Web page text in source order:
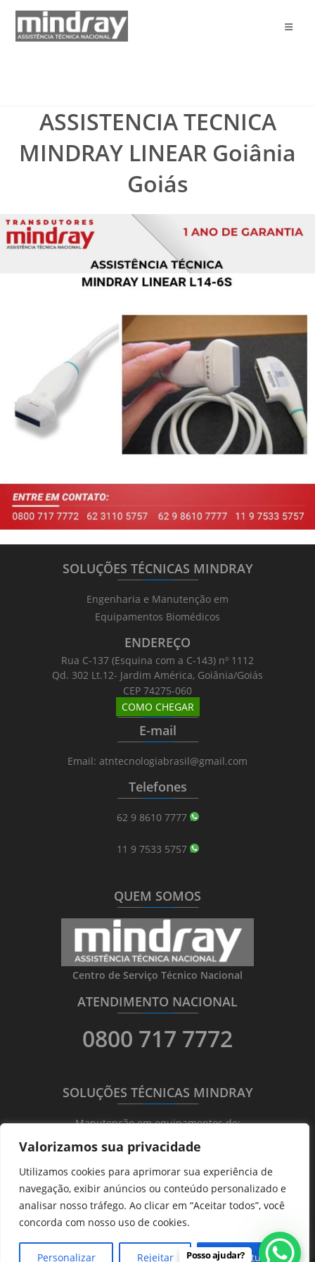
Valorizamos sua privacidade
Utilizamos cookies para aprimorar sua experiência de
navegação, exibir anúncios ou conteúdo personalizado e
analisar nosso tráfego. Ao clicar em “Aceitar todos”, você
concorda com nosso uso de cookies.
Personalizar Rejeitar Aceitar tudo
ASSISTENCIA TECNICA
MINDRAY LINEAR Goiânia
Goiás
SOLUÇÕES TÉCNICAS MINDRAY
_______________________
Engenharia e Manutenção em
Equipamentos Biomédicos
ENDEREÇO
Rua C-137 (Esquina com a C-143) nº 1112
Qd. 302 Lt.12- Jardim América, Goiânia/Goiás
CEP 74275-060
COMO CHEGAR
_______________________
E-mail
_______________________
Email: atntecnologiabrasil@gmail.com
Telefones
_______________________
62 9 8610 7777
11 9 7533 5757
QUEM SOMOS
_______________________
Centro de Serviço Técnico Nacional
ATENDIMENTO NACIONAL
_______________________
0800 717 7772
SOLUÇÕES TÉCNICAS MINDRAY
_______________________
Manutenção em equipamentos de:
Ultrassonografia
Ecocardiografia
Transdutores
Hematológicos
Posso ajudar?